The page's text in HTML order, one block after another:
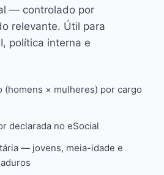
— controlado por
relevante. Útil para
política interna e
(homens × mulheres) por cargo
declarada no eSocial
— jovens, meia-idade e